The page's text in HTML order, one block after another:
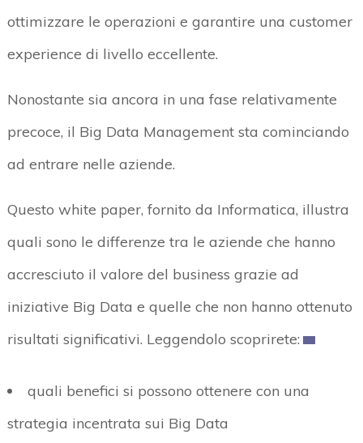
ottimizzare le operazioni e garantire una customer
experience di livello eccellente.
Nonostante sia ancora in una fase relativamente
precoce, il Big Data Management sta cominciando
ad entrare nelle aziende.
Questo white paper, fornito da Informatica, illustra
quali sono le differenze tra le aziende che hanno
accresciuto il valore del business grazie ad
iniziative Big Data e quelle che non hanno ottenuto
risultati significativi. Leggendolo scoprirete:
quali benefici si possono ottenere con una
strategia incentrata sui Big Data